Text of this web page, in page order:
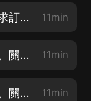
第三集 十六歲那年（新書上架求訂閱關注好評~） 11min
第四集 道歉（新書上架求訂閱、關注、好評~） 11min
第五集 往事（新書上架求訂閱、關注、好評~） 11min